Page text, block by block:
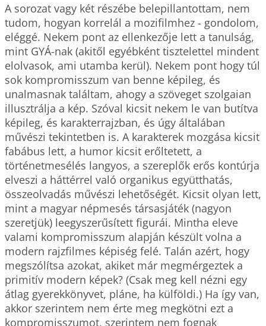
A sorozat vagy két részébe belepillantottam, nem
tudom, hogyan korrelál a mozifilmhez - gondolom,
eléggé. Nekem pont az ellenkezője lett a tanulság,
mint GYÁ-nak (akitől egyébként tisztelettel mindent
elolvasok, ami utamba kerül). Nekem pont hogy túl
sok kompromisszum van benne képileg, és
unalmasnak találtam, ahogy a szöveget szolgaian
illusztrálja a kép. Szóval kicsit nekem le van butítva
képileg, és karakterrajzban, és úgy általában
művészi tekintetben is. A karakterek mozgása kicsit
fabábus lett, a humor kicsit erőltetett, a
történetmesélés langyos, a szereplők erős kontúrja
elveszi a háttérrel való organikus együtthatás,
összeolvadás művészi lehetőségét. Kicsit olyan lett,
mint a magyar népmesés társasjáték (nagyon
szeretjük) leegyszerűsített figurái. Mintha eleve
valami kompromisszum alapján készült volna a
modern rajzfilmes képiség felé. Talán azért, hogy
megszólítsa azokat, akiket már megmérgeztek a
primitív modern képek? (Csak meg kell nézni egy
átlag gyerekkönyvet, pláne, ha külföldi.) Ha így van,
akkor szerintem nem érte meg megkötni ezt a
kompromisszumot, szerintem nem fognak